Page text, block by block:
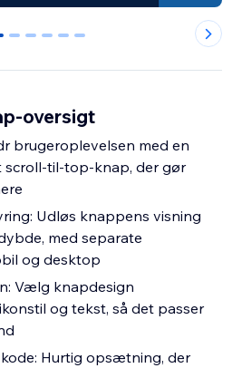
1 2 3 4 5
oversigt
brugeroplevelsen med en
scroll-til-top-knap, der gør
Udløs knappens visning
med separate
og desktop
Vælg knapdesign
og tekst, så det passer
Hurtig opsætning, der